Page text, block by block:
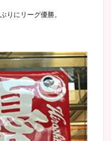
りにリーグ優勝。